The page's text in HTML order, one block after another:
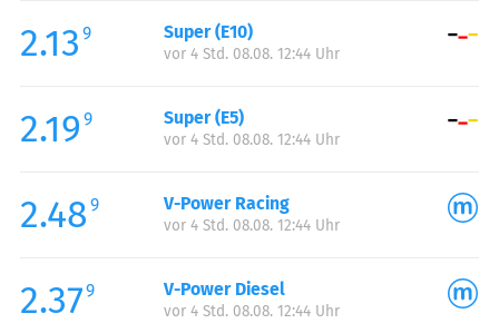
Samstag:
07:00-23:00
Sonntag:
2.13 9 Super (E10)
vor 4 Std. 08.08. 12:44 Uhr
2.19 9 Super (E5)
vor 4 Std. 08.08. 12:44 Uhr
2.48 9 V-Power Racing
vor 4 Std. 08.08. 12:44 Uhr
2.379 V-Power Diesel
vor 4 Std. 08.08. 12:44 Uhr